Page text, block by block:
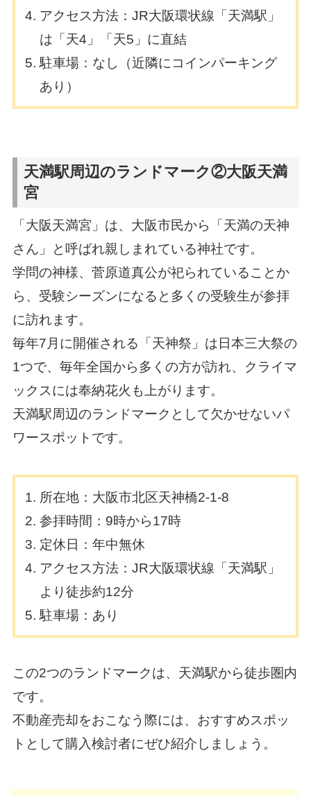
アクセス方法：JR大阪環状線「天満駅」
は「天4」「天5」に直結
駐車場：なし（近隣にコインパーキング
あり）
天満駅周辺のランドマーク②大阪天満
宮
「大阪天満宮」は、大阪市民から「天満の天神
さん」と呼ばれ親しまれている神社です。
学問の神様、菅原道真公が祀られていることか
ら、受験シーズンになると多くの受験生が参拝
に訪れます。
毎年7月に開催される「天神祭」は日本三大祭の
1つで、毎年全国から多くの方が訪れ、クライマ
ックスには奉納花火も上がります。
天満駅周辺のランドマークとして欠かせないパ
ワースポットです。
所在地：大阪市北区天神橋2-1-8
参拝時間：9時から17時
定休日：年中無休
アクセス方法：JR大阪環状線「天満駅」
より徒歩約12分
駐車場：あり
この2つのランドマークは、天満駅から徒歩圏内
です。
不動産売却をおこなう際には、おすすめスポッ
トとして購入検討者にぜひ紹介しましょう。